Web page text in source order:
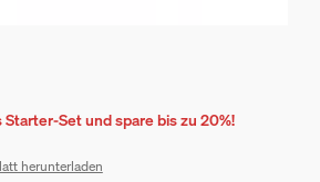
€Set und spare bis zu 20%!
herunterladen